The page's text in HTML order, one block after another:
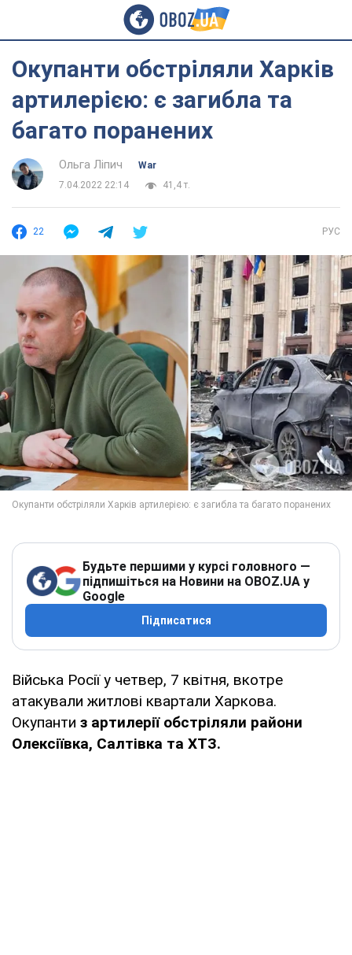
Окупанти обстріляли Харків
артилерією: є загибла та
багато поранених
Ольга Ліпич
War
7.04.2022 22:14
41,4 т.
22 РУС
Будьте першими у курсі головного —
підпишіться на Новини на OBOZ.UA у
Google
Підписатися
Війська Росії у четвер, 7 квітня, вкотре
атакували житлові квартали Харкова.
Окупанти з артилерії обстріляли райони
Олексіївка, Салтівка та ХТЗ.